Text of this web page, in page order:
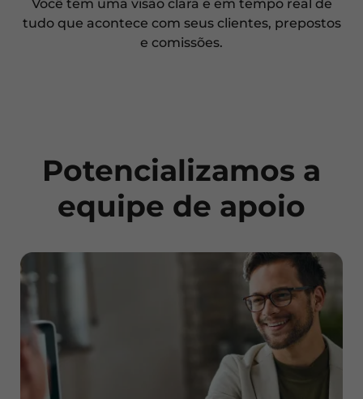
Você tem uma visão clara e em tempo real de
tudo que acontece com seus clientes, prepostos
e comissões.
Potencializamos a
equipe de apoio